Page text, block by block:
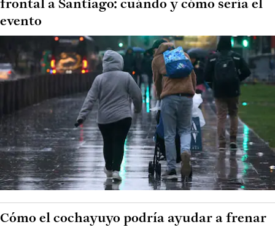
frontal a Santiago: cuándo y cómo sería el
evento
Cómo el cochayuyo podría ayudar a frenar